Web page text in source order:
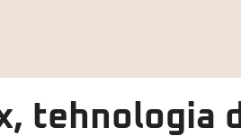
tehnologia